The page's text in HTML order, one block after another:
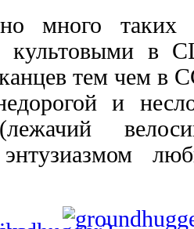
много таких
культовыми в
тем чем
и